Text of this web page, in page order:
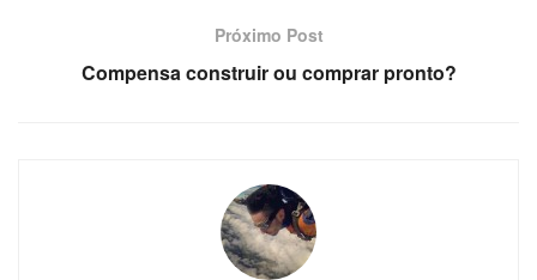
Próximo Post
Compensa construir ou comprar pronto?